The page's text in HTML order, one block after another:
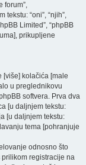
forum”,
tekstu: “oni”, “njih”,
Limited”, “phpBB
prikupljene
[više] kolačića [male
u preglednikovu
softvera. Prva dva
[u daljnjem tekstu:
[u daljnjem tekstu:
tema [pohranjuje
odnosno što
registracije na